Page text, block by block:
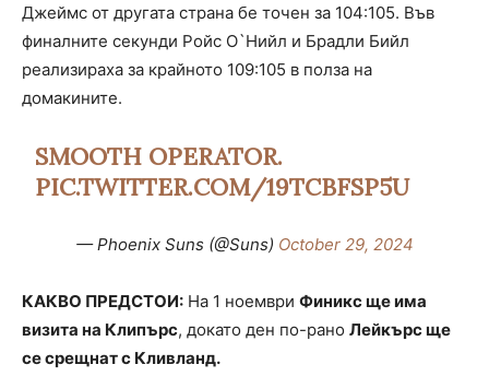
Джеймс от другата страна бе точен за 104:105. Във
финалните секунди Ройс О`Нийл и Брадли Бийл
реализираха за крайното 109:105 в полза на
домакините.
SMOOTH OPERATOR.
PIC.TWITTER.COM/19TCBFSP5U
— Phoenix Suns (@Suns) October 29, 2024
КАКВО ПРЕДСТОИ: На 1 ноември Финикс ще има
визита на Клипърс, докато ден по-рано Лейкърс ще
се срещнат с Кливланд.